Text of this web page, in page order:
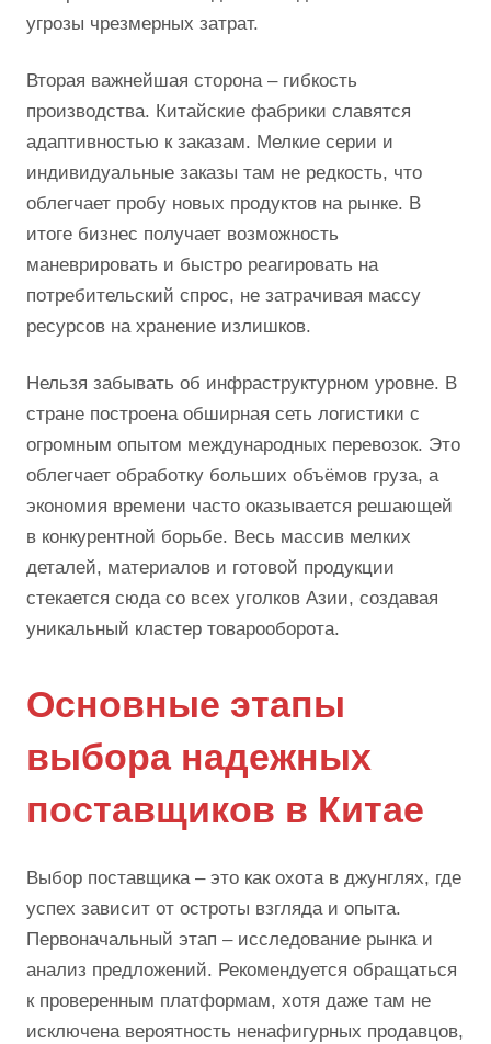
угрозы чрезмерных затрат.
Вторая важнейшая сторона – гибкость
производства. Китайские фабрики славятся
адаптивностью к заказам. Мелкие серии и
индивидуальные заказы там не редкость, что
облегчает пробу новых продуктов на рынке. В
итоге бизнес получает возможность
маневрировать и быстро реагировать на
потребительский спрос, не затрачивая массу
ресурсов на хранение излишков.
Нельзя забывать об инфраструктурном уровне. В
стране построена обширная сеть логистики с
огромным опытом международных перевозок. Это
облегчает обработку больших объёмов груза, а
экономия времени часто оказывается решающей
в конкурентной борьбе. Весь массив мелких
деталей, материалов и готовой продукции
стекается сюда со всех уголков Азии, создавая
уникальный кластер товарооборота.
Основные этапы
выбора надежных
поставщиков в Китае
Выбор поставщика – это как охота в джунглях, где
успех зависит от остроты взгляда и опыта.
Первоначальный этап – исследование рынка и
анализ предложений. Рекомендуется обращаться
к проверенным платформам, хотя даже там не
исключена вероятность ненафигурных продавцов,